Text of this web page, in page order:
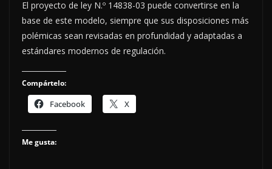
El proyecto de ley N.º 14838-03 puede convertirse en la
base de este modelo, siempre que sus disposiciones más
polémicas sean revisadas en profundidad y adaptadas a
estándares modernos de regulación.
Compártelo:
Facebook X
Me gusta: